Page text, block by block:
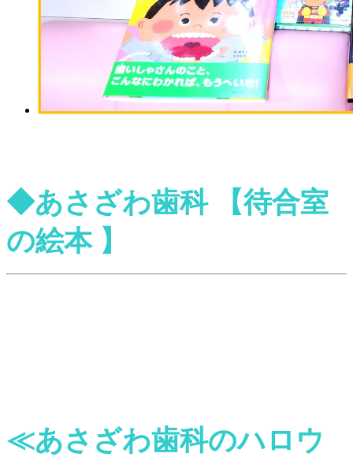
◆あさざわ歯科 【待合室
の絵本 】
≪あさざわ歯科のハロウ